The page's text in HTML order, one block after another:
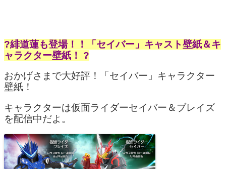
?緋道蓮も登場！！「セイバー」キャスト壁紙＆キ
ャラクター壁紙！ ?
おかげさまで大好評！「セイバー」キャラクター
壁紙！
キャラクターは仮面ライダーセイバー＆ブレイズ
を配信中だよ。